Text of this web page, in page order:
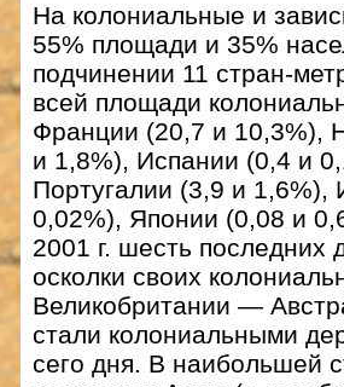
На колониальные и
55% площади и 35%
подчинении 11 стран-
всей площади
Франции (20,7 и 10,3%),
и 1,8%), Испании (0,4 и
Португалии (3,9 и
0,02%), Японии (0,08 и
2001 г. шесть последних
осколки своих
Великобритании —
стали колониальными
сего дня. В наибольшей